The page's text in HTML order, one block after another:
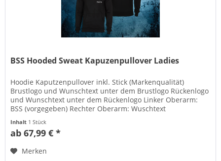
BSS Hooded Sweat Kapuzenpullover Ladies
Hoodie Kaputzenpullover inkl. Stick (Markenqualität)
Brustlogo und Wunschtext unter dem Brustlogo Rückenlogo
und Wunschtext unter dem Rückenlogo Linker Oberarm:
BSS (vorgegeben) Rechter Oberarm: Wuschtext
Inhalt 1 Stück
ab 67,99 € *
Merken